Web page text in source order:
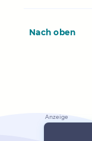
Nach oben